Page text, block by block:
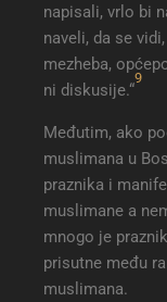
napisali, vrlo bi
naveli, da se
mezheba,
ni diskusije.“
9
Međutim, ako
muslimana u
praznika i
muslimane a
mnogo je
prisutne među
muslimana.